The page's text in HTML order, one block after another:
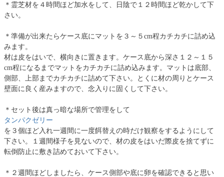
＊霊芝材を４時間ほど加水をして、日陰で１２時間ほど乾かして下
さい。
＊準備が出来たらケース底にマットを３～５cm程カチカチに詰め込
みます。
材は皮をはいで、横向きに置きます。ケース底から深さ１２～１５
cm程になるまでマットをカチカチに詰め込みます。マットは底部、
側部、上部までカチカチに詰めて下さい。とくに材の周りとケース
壁面に良く産みますので、念入りに固くして下さい。
＊セット後は真っ暗な場所で管理をして
タンパクゼリー
を３個ほど入れ一週間に一度餌替えの時だけ観察をするようにして
下さい。１週間様子を見ないので、材の皮をはいだ際皮を捨てずに
転倒防止に敷き詰めておいて下さい。
＊２週間ほどしましたら、ケース側部や底に卵を確認できると思い